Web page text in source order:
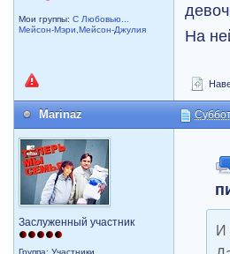
Мои группы:С Любовью...
Мейсон-Мэри,Мейсон-Джулия
На
Marinaz
Заслуженный участник
Группа: Участники
И